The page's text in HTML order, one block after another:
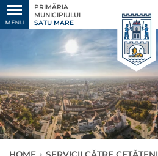
MENU
PRIMĂRIA
MUNICIPIULUI
SATU MARE